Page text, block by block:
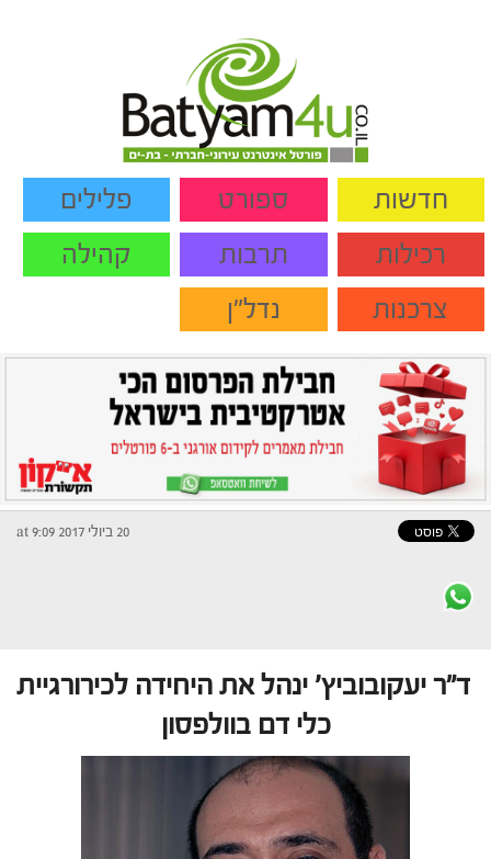
חדשות ספורט
פלילים
רכילות
תרבות
קהילה
צרכנות
נדל"ן
20 ביולי 2017 at 9:09
ד"ר יעקובוביץ' ינהל את היחידה לכירורגיית
כלי דם בוולפסון